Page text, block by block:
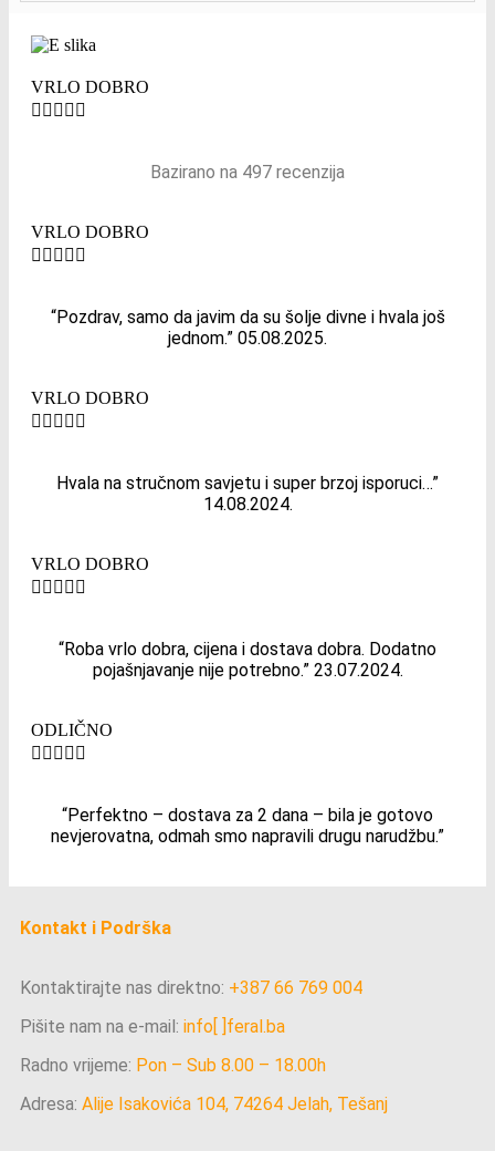
VRLO DOBRO
    
Bazirano na 497 recenzija
VRLO DOBRO
    
“Pozdrav, samo da javim da su šolje divne i hvala još
jednom.” 05.08.2025.
VRLO DOBRO
    
Hvala na stručnom savjetu i super brzoj isporuci…”
14.08.2024.
VRLO DOBRO
    
“Roba vrlo dobra, cijena i dostava dobra. Dodatno
pojašnjavanje nije potrebno.” 23.07.2024.
ODLIČNO
    
“Perfektno – dostava za 2 dana – bila je gotovo
nevjerovatna, odmah smo napravili drugu narudžbu.”
Kontakt i Podrška
Kontaktirajte nas direktno: +387 66 769 004
Pišite nam na e-mail: info[ ]feral.ba
Radno vrijeme: Pon – Sub 8.00 – 18.00h
Adresa: Alije Isakovića 104, 74264 Jelah, Tešanj